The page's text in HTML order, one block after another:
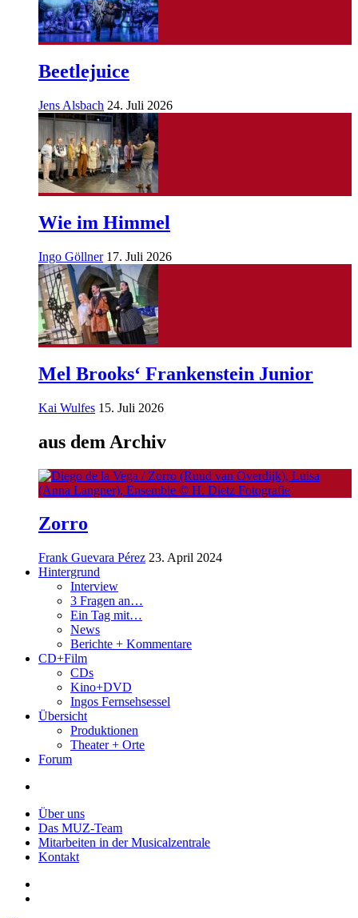
Beetlejuice
Jens Alsbach 24. Juli 2026
Wie im Himmel
Ingo Göllner 17. Juli 2026
Mel Brooks‘ Frankenstein Junior
Kai Wulfes 15. Juli 2026
aus dem Archiv
Zorro
Frank Guevara Pérez 23. April 2024
Hintergrund
Interview
3 Fragen an…
Ein Tag mit…
News
Berichte + Kommentare
CD+Film
CDs
Kino+DVD
Ingos Fernsehsessel
Übersicht
Produktionen
Theater + Orte
Forum
Über uns
Das MUZ-Team
Mitarbeiten in der Musicalzentrale
Kontakt